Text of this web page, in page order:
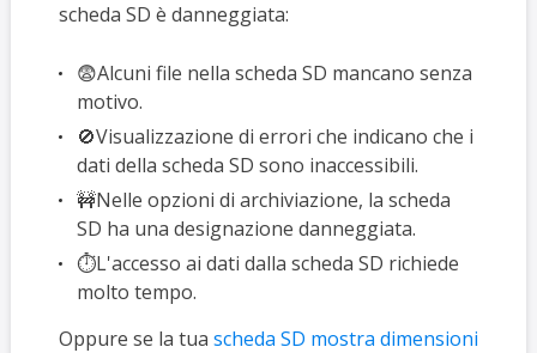
scheda SD è danneggiata:
😨Alcuni file nella scheda SD mancano senza
motivo.
🚫Visualizzazione di errori che indicano che i
dati della scheda SD sono inaccessibili.
🚧Nelle opzioni di archiviazione, la scheda
SD ha una designazione danneggiata.
⏱️L'accesso ai dati dalla scheda SD richiede
molto tempo.
Oppure se la tua scheda SD mostra dimensioni